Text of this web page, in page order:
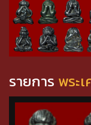
รายการ พระ